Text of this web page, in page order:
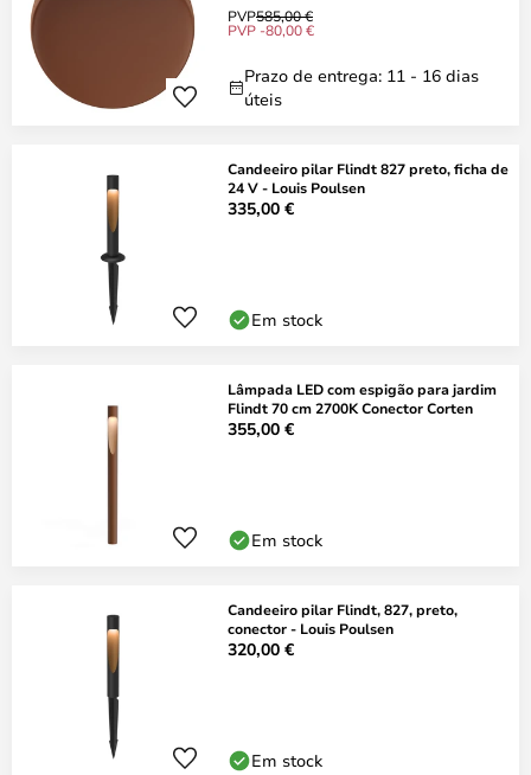
PVP585,00 €
PVP -80,00 €
Prazo de entrega: 11 - 16 dias
úteis
Candeeiro pilar Flindt 827 preto, ficha de
24 V - Louis Poulsen
335,00 €
Em stock
Lâmpada LED com espigão para jardim
Flindt 70 cm 2700K Conector Corten
355,00 €
Em stock
Candeeiro pilar Flindt, 827, preto,
conector - Louis Poulsen
320,00 €
Em stock